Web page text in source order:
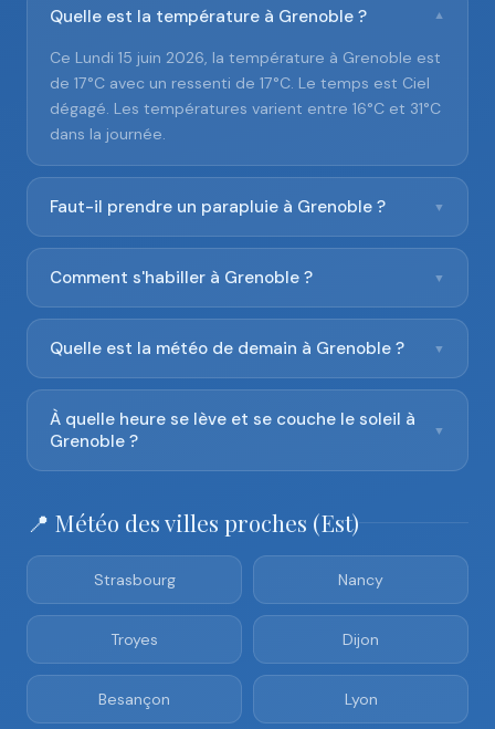
Quelle est la température à Grenoble ? ▼
Ce Lundi 15 juin 2026, la température à Grenoble est
de 17°C avec un ressenti de 17°C. Le temps est Ciel
dégagé. Les températures varient entre 16°C et 31°C
dans la journée.
Faut-il prendre un parapluie à Grenoble ? ▼
Comment s'habiller à Grenoble ? ▼
Quelle est la météo de demain à Grenoble ? ▼
À quelle heure se lève et se couche le soleil à
Grenoble ?
▼
📍 Météo des villes proches (Est)
Strasbourg Nancy
Troyes Dijon
Besançon Lyon